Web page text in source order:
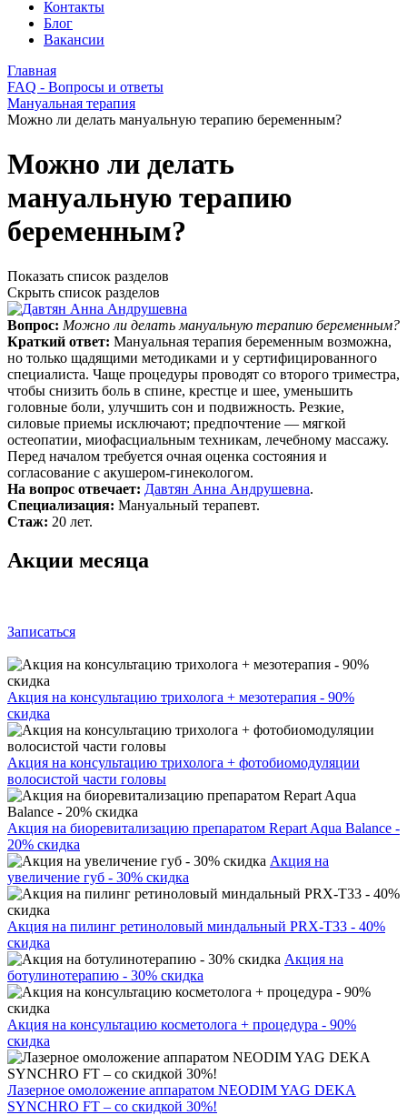
Контакты
Блог
Вакансии
Главная
FAQ - Вопросы и ответы
Мануальная терапия
Можно ли делать мануальную терапию беременным?
Можно ли делать
мануальную терапию
беременным?
Показать список разделов
Скрыть список разделов
Вопрос: Можно ли делать мануальную терапию беременным?
Краткий ответ: Мануальная терапия беременным возможна,
но только щадящими методиками и у сертифицированного
специалиста. Чаще процедуры проводят со второго триместра,
чтобы снизить боль в спине, крестце и шее, уменьшить
головные боли, улучшить сон и подвижность. Резкие,
силовые приемы исключают; предпочтение — мягкой
остеопатии, миофасциальным техникам, лечебному массажу.
Перед началом требуется очная оценка состояния и
согласование с акушером‑гинекологом.
На вопрос отвечает: Давтян Анна Андрушевна.
Специализация: Мануальный терапевт.
Стаж: 20 лет.
Акции месяца
Записаться
Акция на консультацию трихолога + мезотерапия - 90%
скидка
Акция на консультацию трихолога + фотобиомодуляции
волосистой части головы
Акция на биоревитализацию препаратом Repart Aqua Balance -
20% скидка
Акция на
увеличение губ - 30% скидка
Акция на пилинг ретиноловый миндальный PRX-T33 - 40%
скидка
Акция на
ботулинотерапию - 30% скидка
Акция на консультацию косметолога + процедура - 90%
скидка
Лазерное омоложение аппаратом NEODIM YAG DEKA
SYNCHRO FT – со скидкой 30%!